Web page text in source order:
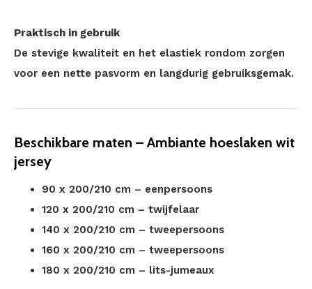
Praktisch in gebruik
De stevige kwaliteit en het elastiek rondom zorgen
voor een nette pasvorm en langdurig gebruiksgemak.
Beschikbare maten – Ambiante hoeslaken wit
jersey
90 x 200/210 cm – eenpersoons
120 x 200/210 cm – twijfelaar
140 x 200/210 cm – tweepersoons
160 x 200/210 cm – tweepersoons
180 x 200/210 cm – lits-jumeaux